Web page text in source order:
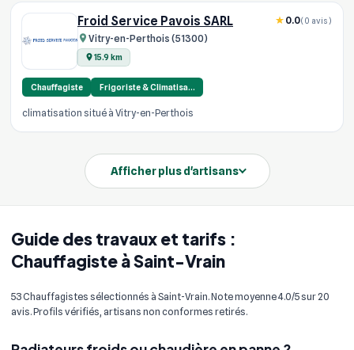
Guide des travaux et tarifs :
Chauffagiste à Saint-Vrain
53 Chauffagistes sélectionnés à Saint-Vrain. Note moyenne 4.0/5 sur 20
avis. Profils vérifiés, artisans non conformes retirés.
Froid Service Pavois SARL
Vitry-en-Perthois (51300)
15.9 km
0.0(0 avis)
Chauffagiste Frigoriste & Climatisa…
climatisation situé à Vitry-en-Perthois
Afficher plus d'artisans